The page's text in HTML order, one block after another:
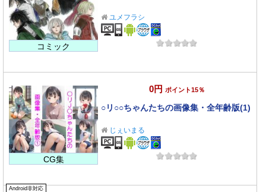
コミック
ユメフラシ
CG集
0円 ポイント15％
○リ○○ちゃんたちの画像集・全年齢版(1)
じぇいまる
Android非対応